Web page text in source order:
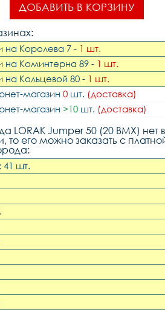
ДОБАВИТЬ В КОРЗИНУ
на Королева 7 - 1 шт.
на Коминтерна 89 - 1 шт.
на Кольцевой 80 - 1 шт.
магазин 0 шт. (доставка)
магазин >10 шт. (доставка)
LORAK Jumper 50 (20 BMX) нет в
то его можно заказать с
шт.